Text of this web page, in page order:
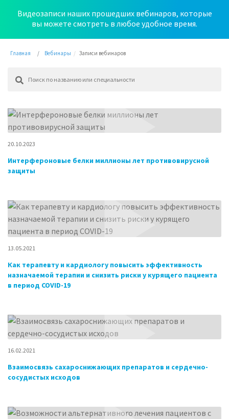
Видеозаписи наших прошедших вебинаров, которые
вы можете смотреть в любое удобное время.
Главная Вебинары Записи вебинаров
20.10.2023
Интерфероновые белки миллионы лет противовирусной
защиты
13.05.2021
Как терапевту и кардиологу повысить эффективность
назначаемой терапии и снизить риски у курящего пациента
в период COVID-19
16.02.2021
Взаимосвязь сахароснижающих препаратов и сердечно-
сосудистых исходов